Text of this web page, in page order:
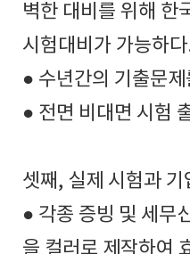
벽한 대비를 위해 한
시험대비가 가능하
● 수년간의 기출문
● 전면 비대면 시험
셋째, 실제 시험과
● 각종 증빙 및 세무
을 컬러로 제작하여